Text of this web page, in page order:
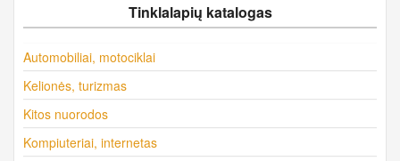
Tinklalapių katalogas
Automobiliai, motociklai
Kelionės, turizmas
Kitos nuorodos
Kompiuteriai, internetas